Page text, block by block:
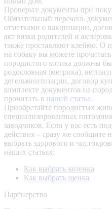
Проверьте документы при
Обязательный перечень
отметками о вакцинации,
акт вязки родителей и
также проставляют клеймо. О
на собаку вы можете прочитать
породистого котика должны
родословная (метрика),
дегельминтизации, договор
комплекте документов на
прочитать в нашей статье.
Приобретайте породистых
специализированных
заводчиков. Если у вас есть
действия – сразу же сообщите
выбрать здорового и
наших статьях:
Как выбрать котенка
Как выбрать щенка
Партнерство